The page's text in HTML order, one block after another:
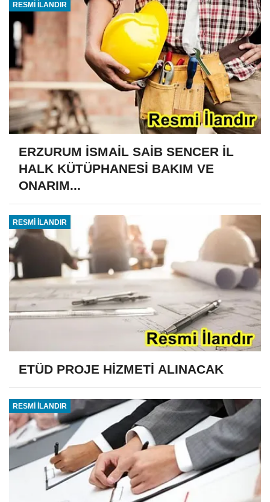
RESMİ İLANDIR
ERZURUM İSMAİL SAİB SENCER İL
HALK KÜTÜPHANESİ BAKIM VE
ONARIM...
RESMİ İLANDIR
ETÜD PROJE HİZMETİ ALINACAK
RESMİ İLANDIR